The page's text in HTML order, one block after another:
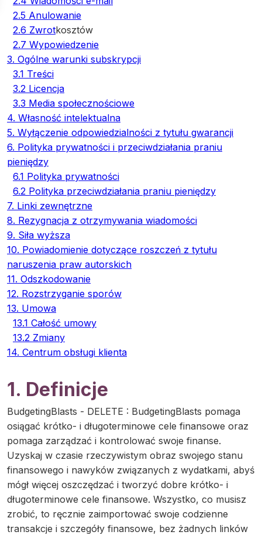
2.5 Anulowanie
2.6 Zwrotkosztów
2.7 Wypowiedzenie
3. Ogólne warunki subskrypcji
3.1 Treści
3.2 Licencja
3.3 Media społecznościowe
4. Własność intelektualna
5. Wyłączenie odpowiedzialności z tytułu gwarancji
6. Polityka prywatności i przeciwdziałania praniu
pieniędzy
6.1 Polityka prywatności
6.2 Polityka przeciwdziałania praniu pieniędzy
7. Linki zewnętrzne
8. Rezygnacja z otrzymywania wiadomości
9. Siła wyższa
10. Powiadomienie dotyczące roszczeń z tytułu
naruszenia praw autorskich
11. Odszkodowanie
12. Rozstrzyganie sporów
13. Umowa
13.1 Całość umowy
13.2 Zmiany
14. Centrum obsługi klienta
1. Definicje
BudgetingBlasts - DELETE : BudgetingBlasts pomaga
osiągać krótko- i długoterminowe cele finansowe oraz
pomaga zarządzać i kontrolować swoje finanse.
Uzyskaj w czasie rzeczywistym obraz swojego stanu
finansowego i nawyków związanych z wydatkami, abyś
mógł więcej oszczędzać i tworzyć dobre krótko- i
długoterminowe cele finansowe. Wszystko, co musisz
zrobić, to ręcznie zaimportować swoje codzienne
transakcje i szczegóły finansowe, bez żadnych linków